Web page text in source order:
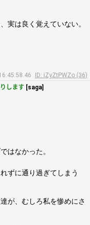
実は良く覚えていない。
ID: iZyZtPWZo (36)
します [saga]
はなかった。
ずに通り過ぎてしまう
が、むしろ私を惨めにさ